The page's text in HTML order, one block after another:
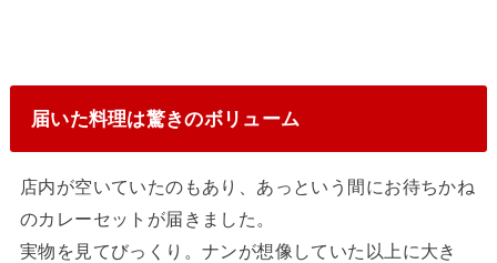
届いた料理は驚きのボリューム
店内が空いていたのもあり、あっという間にお待ちかね
のカレーセットが届きました。
実物を見てびっくり。ナンが想像していた以上に大き